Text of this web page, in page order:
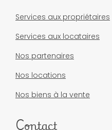
Services aux propriétaires
Services aux locataires
Nos partenaires
Nos locations
Nos biens à la vente
Contact